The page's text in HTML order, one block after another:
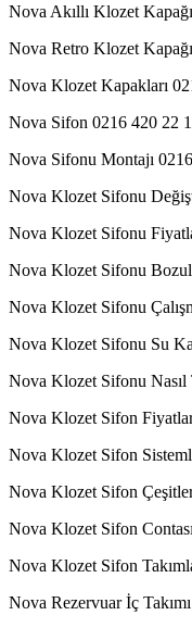
Nova Akıllı Klozet
Nova Retro Klozet
Nova Klozet Kapakları
Nova Sifon 0216 420 22
Nova Sifonu Montajı
Nova Klozet Sifonu
Nova Klozet Sifonu
Nova Klozet Sifonu
Nova Klozet Sifonu
Nova Klozet Sifonu Su
Nova Klozet Sifonu Nasıl
Nova Klozet Sifon
Nova Klozet Sifon
Nova Klozet Sifon
Nova Klozet Sifon
Nova Klozet Sifon
Nova Rezervuar İç